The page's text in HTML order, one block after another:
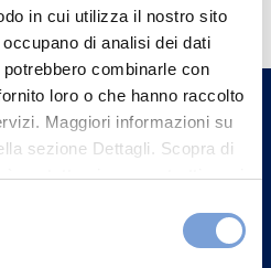
in cui utilizza il nostro sito
di analisi dei dati
combinarle con
loro o che hanno raccolto
Maggiori informazioni su
sezione Dettagli. Scopra di
contattarci e come trattiamo i
nella sezione "Informativa
vicina a te e parla con